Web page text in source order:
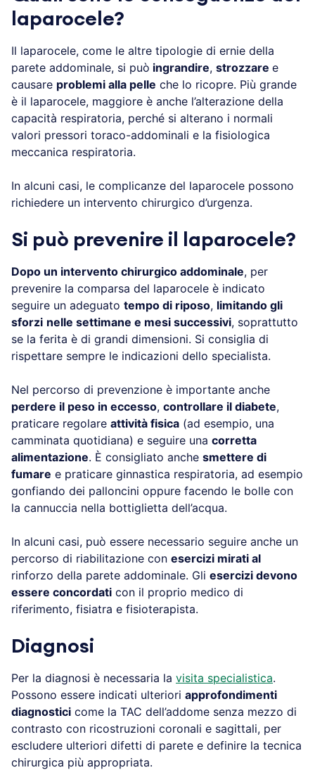
laparocele?
Il laparocele, come le altre tipologie di ernie della
parete addominale, si può ingrandire, strozzare e
causare problemi alla pelle che lo ricopre. Più grande
è il laparocele, maggiore è anche l’alterazione della
capacità respiratoria, perché si alterano i normali
valori pressori toraco-addominali e la fisiologica
meccanica respiratoria.
In alcuni casi, le complicanze del laparocele possono
richiedere un intervento chirurgico d’urgenza.
Si può prevenire il laparocele?
Dopo un intervento chirurgico addominale, per
prevenire la comparsa del laparocele è indicato
seguire un adeguato tempo di riposo, limitando gli
sforzi nelle settimane e mesi successivi, soprattutto
se la ferita è di grandi dimensioni. Si consiglia di
rispettare sempre le indicazioni dello specialista.
Nel percorso di prevenzione è importante anche
perdere il peso in eccesso, controllare il diabete,
praticare regolare attività fisica (ad esempio, una
camminata quotidiana) e seguire una corretta
alimentazione. È consigliato anche smettere di
fumare e praticare ginnastica respiratoria, ad esempio
gonfiando dei palloncini oppure facendo le bolle con
la cannuccia nella bottiglietta dell’acqua.
In alcuni casi, può essere necessario seguire anche un
percorso di riabilitazione con esercizi mirati al
rinforzo della parete addominale. Gli esercizi devono
essere concordati con il proprio medico di
riferimento, fisiatra e fisioterapista.
Diagnosi
Per la diagnosi è necessaria la visita specialistica.
Possono essere indicati ulteriori approfondimenti
diagnostici come la TAC dell’addome senza mezzo di
contrasto con ricostruzioni coronali e sagittali, per
escludere ulteriori difetti di parete e definire la tecnica
chirurgica più appropriata.